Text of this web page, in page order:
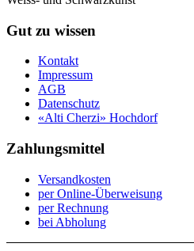
Gut zu wissen
Kontakt
Impressum
AGB
Datenschutz
«Alti Cherzi» Hochdorf
Zahlungsmittel
Versandkosten
per Online-Überweisung
per Rechnung
bei Abholung